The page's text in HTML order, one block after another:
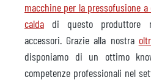
macchine per la pressofusione
calda di questo produttore
accessori. Grazie alla nostra
disponiamo di un ottimo
competenze professionali nel